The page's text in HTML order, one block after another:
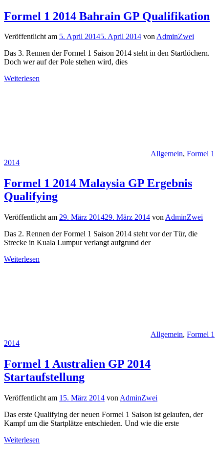
Formel 1 2014 Bahrain GP Qualifikation
Veröffentlicht am 5. April 20145. April 2014 vonAdminZwei
Das 3. Rennen der Formel 1 Saison 2014 steht in den Startlöchern.
Doch wer auf der Pole stehen wird, dies
Weiterlesen
Allgemein, Formel 1
2014
Formel 1 2014 Malaysia GP Ergebnis
Qualifying
Veröffentlicht am 29. März 201429. März 2014 von AdminZwei
Das 2. Rennen der Formel 1 Saison 2014 steht vor der Tür, die
Strecke in Kuala Lumpur verlangt aufgrund der
Weiterlesen
Allgemein, Formel 1
2014
Formel 1 Australien GP 2014
Startaufstellung
Veröffentlicht am 15. März 2014 von AdminZwei
Das erste Qualifying der neuen Formel 1 Saison ist gelaufen, der
Kampf um die Startplätze entschieden. Und wie die erste
Weiterlesen